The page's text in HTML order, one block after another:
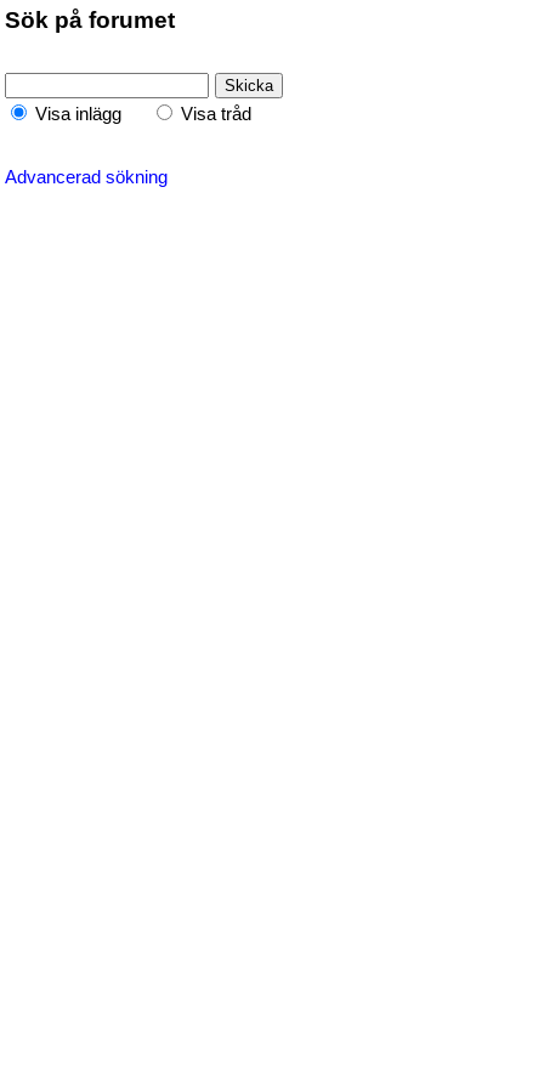
Sök på forumet
Visa inlägg Visa tråd
Advancerad sökning